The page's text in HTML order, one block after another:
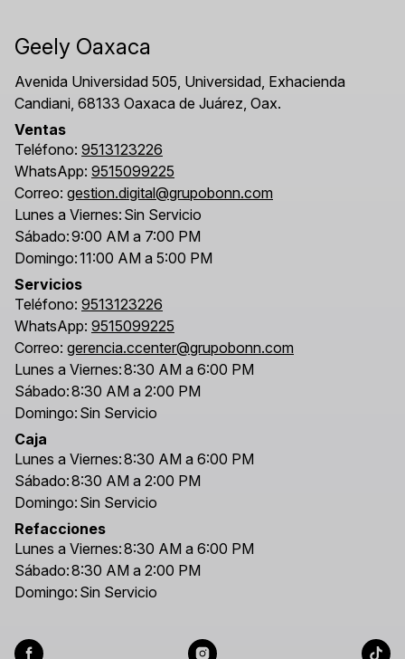
Geely Oaxaca
Avenida Universidad 505, Universidad, Exhacienda
Candiani, 68133 Oaxaca de Juárez, Oax.
Ventas
Teléfono: 9513123226
WhatsApp: 9515099225
Correo: gestion.digital@grupobonn.com
Lunes a Viernes: Sin Servicio
Sábado:9:00 AM a 7:00 PM
Domingo:11:00 AM a 5:00 PM
Servicios
Teléfono: 9513123226
WhatsApp: 9515099225
Correo: gerencia.ccenter@grupobonn.com
Lunes a Viernes:8:30 AM a 6:00 PM
Sábado:8:30 AM a 2:00 PM
Domingo: Sin Servicio
Caja
Lunes a Viernes:8:30 AM a 6:00 PM
Sábado:8:30 AM a 2:00 PM
Domingo: Sin Servicio
Refacciones
Lunes a Viernes:8:30 AM a 6:00 PM
Sábado:8:30 AM a 2:00 PM
Domingo: Sin Servicio